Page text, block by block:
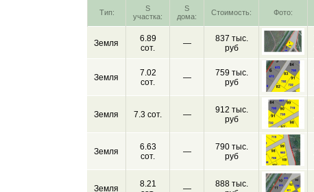
Тип:
S
участка:
S
дома:
Стоимость: Фото:
Земля
6.89
сот.
—
837 тыс.
руб
Земля
7.02
сот.
—
759 тыс.
руб
Земля 7.3 сот. —
912 тыс.
руб
Земля
6.63
сот.
—
790 тыс.
руб
Земля
8.21
—
888 тыс.